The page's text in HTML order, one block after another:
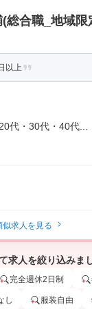
総合職_地域限
以上
代・30代・40代...
似求人を見る
求人を絞り込みま
完全週休2日制
し 服装自由